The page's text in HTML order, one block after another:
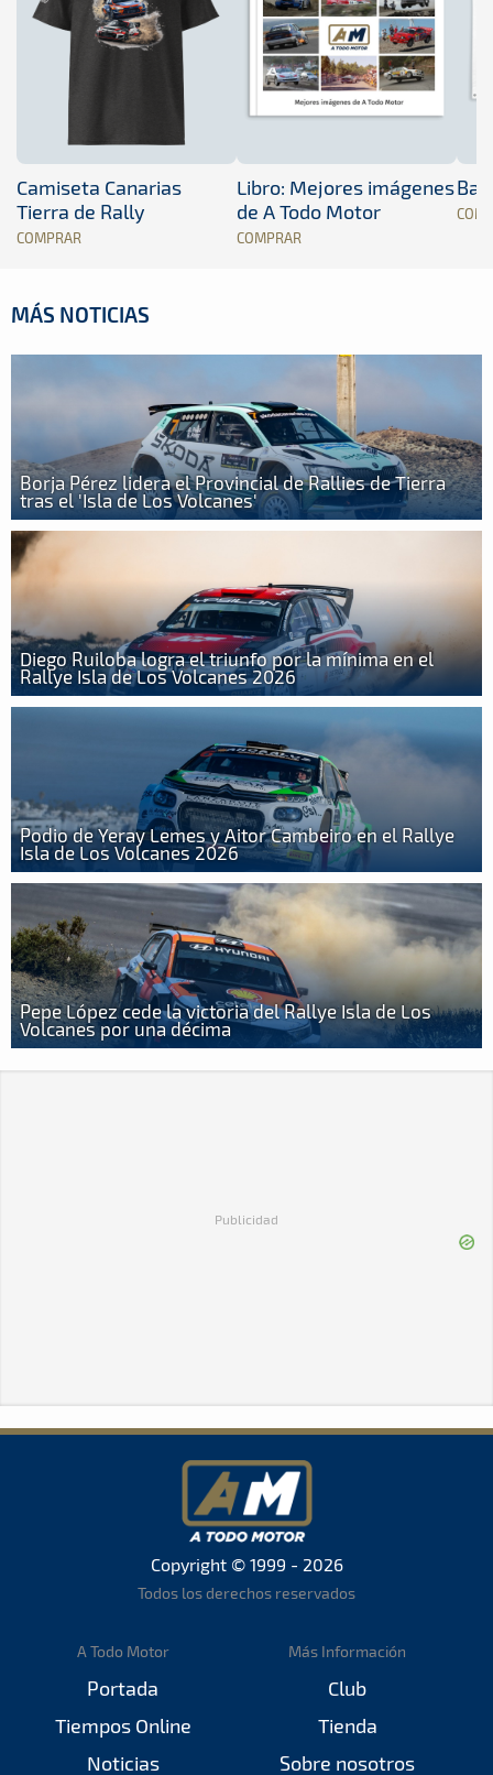
Camiseta Canarias
Tierra de Rally
COMPRAR
Libro: Mejores imágenes
de A Todo Motor
COMPRAR
MÁS NOTICIAS
Borja Pérez lidera el Provincial de Rallies de Tierra
tras el 'Isla de Los Volcanes'
Diego Ruiloba logra el triunfo por la mínima en el
Rallye Isla de Los Volcanes 2026
Podio de Yeray Lemes y Aitor Cambeiro en el Rallye
Isla de Los Volcanes 2026
Pepe López cede la victoria del Rallye Isla de Los
Volcanes por una décima
Publicidad
Copyright © 1999 - 2026
Todos los derechos reservados
A Todo Motor
Portada
Tiempos Online
Noticias
Más Información
Club
Tienda
Sobre nosotros